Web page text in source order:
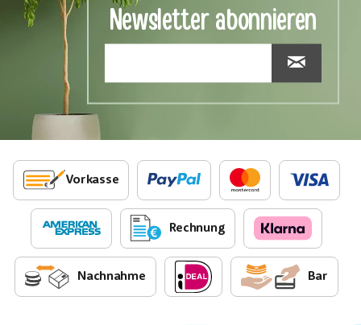
Newsletter abonnieren
Vorkasse
Rechnung
Nachnahme Bar